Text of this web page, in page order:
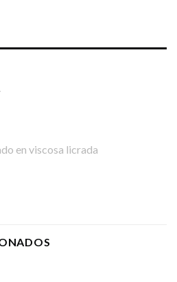
en viscosa licrada